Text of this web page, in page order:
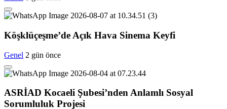
Köşklüçeşme’de Açık Hava Sinema Keyfi
Genel 2 gün önce
ASRİAD Kocaeli Şubesi’nden Anlamlı Sosyal
Sorumluluk Projesi